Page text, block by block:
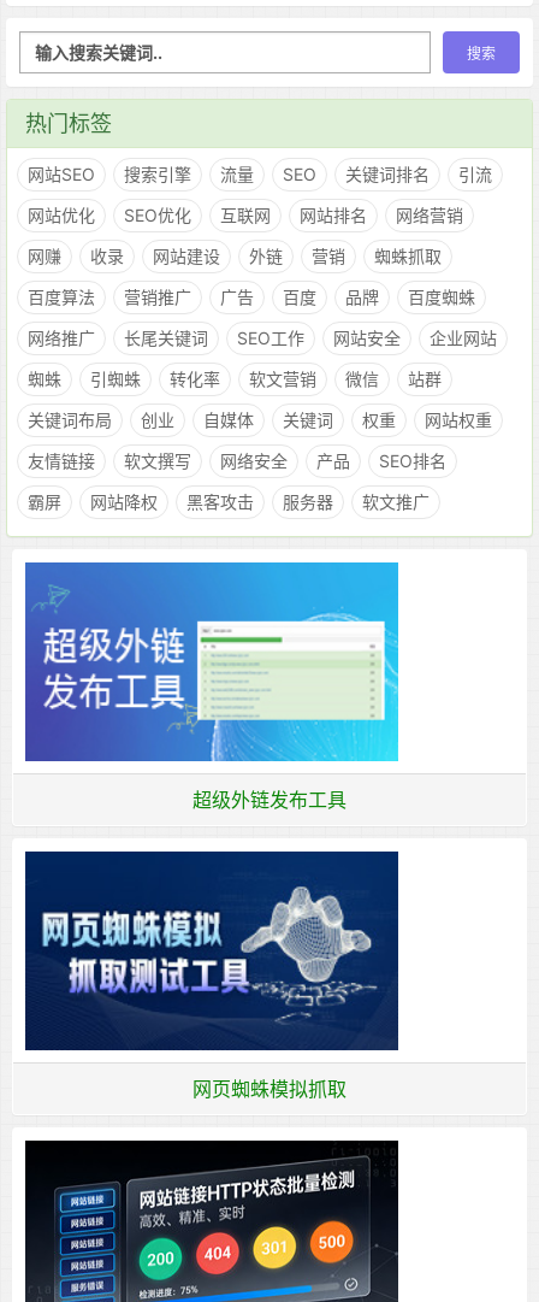
热门标签
网站SEO 搜索引擎 流量 SEO 关键词排名
引流
网站优化
SEO优化 互联网 网站排名
网络营销
网赚
收录 网站建设 外链 营销
蜘蛛抓取
百度算法
营销推广 广告 百度 品牌
百度蜘蛛
网络推广
长尾关键词 SEO工作 网站安全
企业网站
蜘蛛
引蜘蛛 转化率 软文营销 微信
站群
关键词布局
创业 自媒体 关键词 权重
网站权重
友情链接
软文撰写 网络安全 产品
SEO排名
霸屏
网站降权 黑客攻击 服务器 软文推广
超级外链发布工具
网页蜘蛛模拟抓取